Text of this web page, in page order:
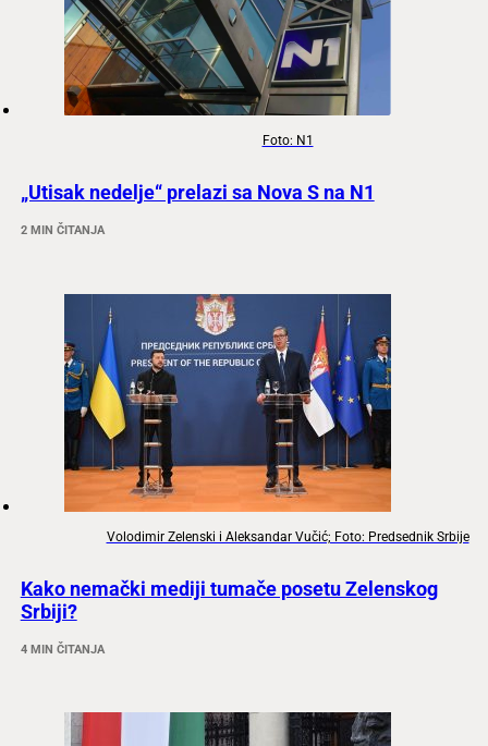
Foto: N1
„Utisak nedelje“ prelazi sa Nova S na N1
2 MIN ČITANJA
Volodimir Zelenski i Aleksandar Vučić; Foto: Predsednik Srbije
Kako nemački mediji tumače posetu Zelenskog
Srbiji?
4 MIN ČITANJA